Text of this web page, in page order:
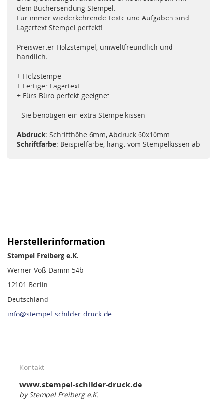
dem Büchersendung Stempel.
Für immer wiederkehrende Texte und Aufgaben sind
Lagertext Stempel perfekt!
Preiswerter Holzstempel, umweltfreundlich und
handlich.
+ Holzstempel
+ Fertiger Lagertext
+ Fürs Büro perfekt geeignet
- Sie benötigen ein extra Stempelkissen
Abdruck: Schrifthöhe 6mm, Abdruck 60x10mm
Schriftfarbe: Beispielfarbe, hängt vom Stempelkissen ab
Herstellerinformation
Stempel Freiberg e.K.
Werner-Voß-Damm 54b
12101 Berlin
Deutschland
info@stempel-schilder-druck.de
Kontakt
www.stempel-schilder-druck.de
by Stempel Freiberg e.K.